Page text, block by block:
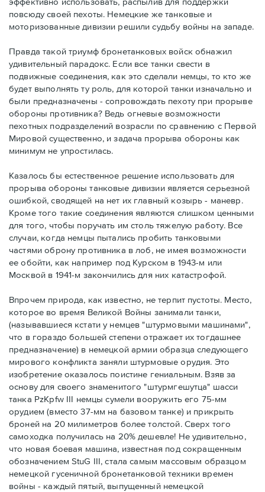
повсюду своей пехоты. Немецкие же танковые и
моторизованные дивизии решили судьбу войны на западе.
Правда такой триумф бронетанковых войск обнажил
удивительный парадокс. Если все танки свести в
подвижные соединения, как это сделали немцы, то кто же
будет выполнять ту роль, для которой танки изначально и
были предназначены - сопровождать пехоту при прорыве
обороны противника? Ведь огневые возможности
пехотных подразделений возрасли по сравнению с Первой
Мировой существенно, и задача прорыва обороны как
минимум не упростилась.
Казалось бы естественное решение использовать для
прорыва обороны танковые дивизии является серьезной
ошибкой, сводящей на нет их главный козырь - маневр.
Кроме того такие соединения являются слишком ценными
для того, чтобы поручать им столь тяжелую работу. Все
случаи, когда немцы пытались пробить танковыми
частями оброну противника в лоб, не имея возможности
ее обойти, как например под Курском в 1943-м или
Москвой в 1941-м закончились для них катастрофой.
Впрочем природа, как известно, не терпит пустоты. Место,
которое во время Великой Войны занимали танки,
(называвшиеся кстати у немцев "штурмовыми машинами",
что в гораздо большей степени отражает их тогдашнее
предназначение) в немецкой армии образца следующего
мирового конфликта заняли штурмовые орудия. Это
изобретение оказалось поистине гениальным. Взяв за
основу для своего знаменитого "штурмгешутца" шасси
танка PzKpfw III немцы сумели вооружить его 75-мм
орудием (вместо 37-мм на базовом танке) и прикрыть
броней на 20 милиметров более толстой. Сверх того
самоходка получилась на 20% дешевле! Не удивительно,
что новая боевая машина, известная под сокращенным
обозначением StuG III, стала самым массовым образцом
немецкой гусеничной бронетанковой техники времен
войны - каждый пятый, выпущенный немецкой